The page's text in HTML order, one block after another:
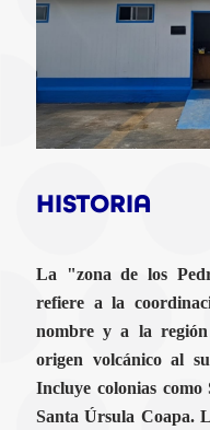
HISTORIA
La "zona de los
refiere a la
nombre y a la región
origen volcánico al
Incluye colonias
Santa Úrsula Coapa.